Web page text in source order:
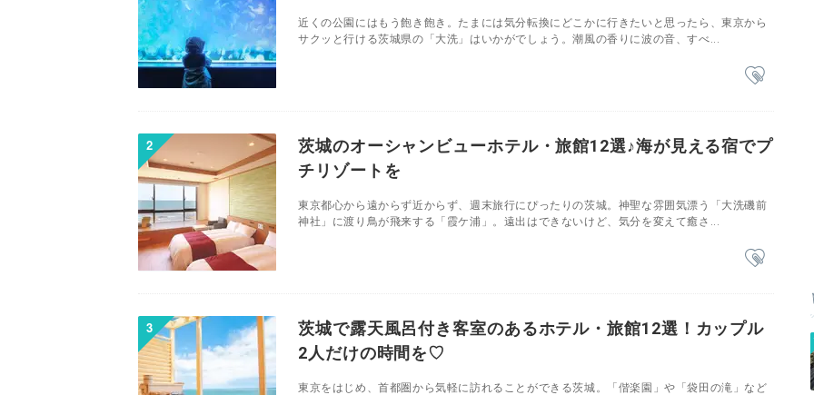
近くの公園にはもう飽き飽き。たまには気分転換にどこかに行きたいと思ったら、東京から
サクッと行ける茨城県の「大洗」はいかがでしょう。潮風の香りに波の音、すべ...
茨城のオーシャンビューホテル・旅館12選♪海が見える宿でプ
チリゾートを
東京都心から遠からず近からず、週末旅行にぴったりの茨城。神聖な雰囲気漂う「大洗磯前
神社」に渡り鳥が飛来する「霞ケ浦」。遠出はできないけど、気分を変えて癒さ...
茨城で露天風呂付き客室のあるホテル・旅館12選！カップル
2人だけの時間を♡
東京をはじめ、首都圏から気軽に訪れることができる茨城。「偕楽園」や「袋田の滝」など